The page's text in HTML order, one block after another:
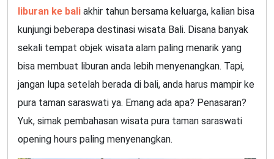
liburan ke bali akhir tahun bersama keluarga, kalian bisa
kunjungi beberapa destinasi wisata Bali. Disana banyak
sekali tempat objek wisata alam paling menarik yang
bisa membuat liburan anda lebih menyenangkan. Tapi,
jangan lupa setelah berada di bali, anda harus mampir ke
pura taman saraswati ya. Emang ada apa? Penasaran?
Yuk, simak pembahasan wisata pura taman saraswati
opening hours paling menyenangkan.